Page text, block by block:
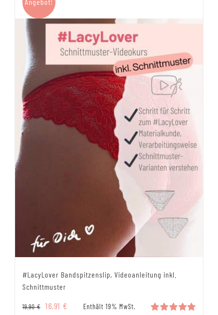
#LacyLover Bandspitzenslip, Videoanleitung inkl.
Schnittmuster
19,90€
Ursprünglicher
16,91 € AktuellerEnthält 19% MwSt.